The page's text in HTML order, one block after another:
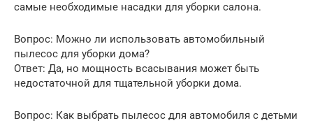
самые необходимые насадки для уборки салона.
Вопрос: Можно ли использовать автомобильный
пылесос для уборки дома?
Ответ: Да, но мощность всасывания может быть
недостаточной для тщательной уборки дома.
Вопрос: Как выбрать пылесос для автомобиля с детьми